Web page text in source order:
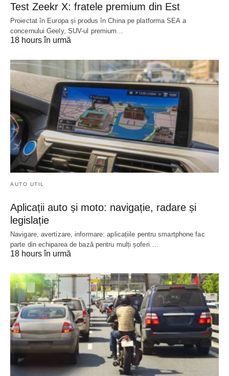
Test Zeekr X: fratele premium din Est
Proiectat în Europa și produs în China pe platforma SEA a
concernului Geely, SUV-ul premium…
18 hours în urmă
AUTO UTIL
Aplicații auto și moto: navigație, radare și
legislație
Navigare, avertizare, informare: aplicațiile pentru smartphone fac
parte din echiparea de bază pentru mulți șoferi.…
18 hours în urmă